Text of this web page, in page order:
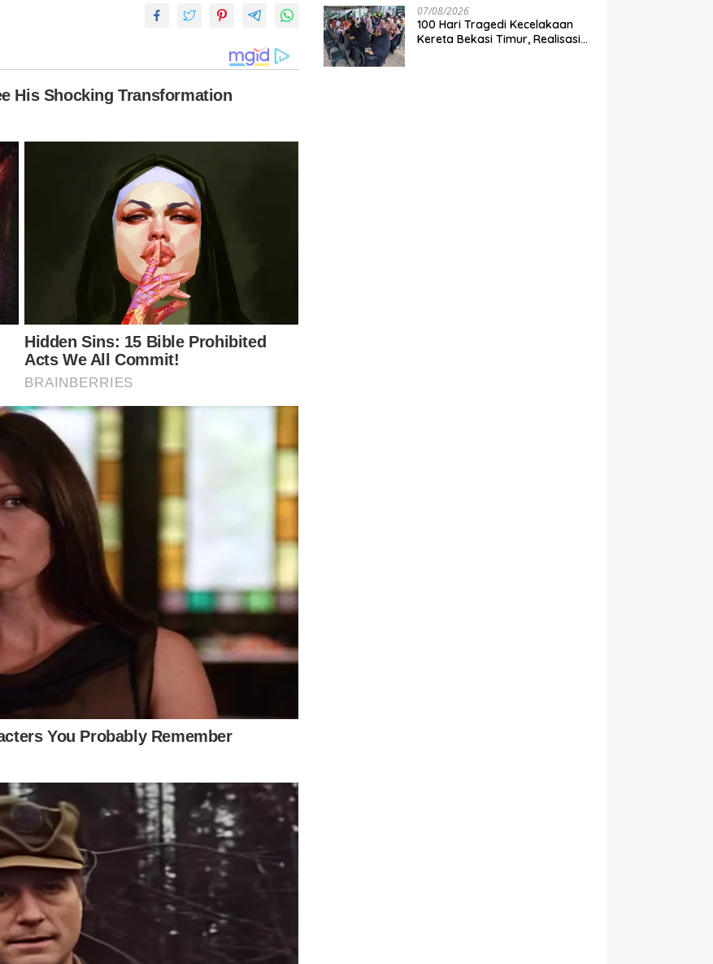
Perbaikan Sistem Keselamatan
Lebih Dulu
07/08/2026
100 Hari Tragedi Kecelakaan
Kereta Bekasi Timur, Realisasi